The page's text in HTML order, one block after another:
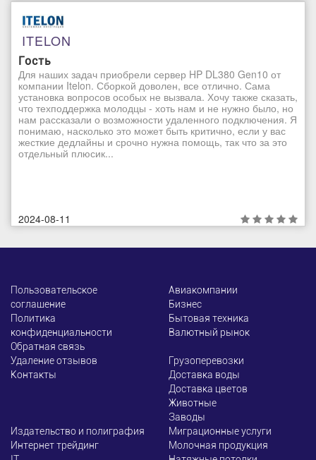
ITELON
Гость
Для наших задач приобрели сервер HP DL380 Gen10 от
компании Itelon. Сборкой доволен, все отлично. Сама
установка вопросов особых не вызвала. Хочу также сказать,
что техподдержка молодцы - хоть нам и не нужно было, но
нам рассказали о возможности удаленного подключения. Я
понимаю, насколько это может быть критично, если у вас
жесткие дедлайны и срочно нужна помощь, так что за это
отдельный плюсик...
2024-08-11
Пользовательское
соглашение
Политика
конфиденциальности
Обратная связь
Удаление отзывов
Контакты
Авиакомпании
Бизнес
Бытовая техника
Валютный рынок
Грузоперевозки
Доставка воды
Доставка цветов
Животные
Заводы
Издательство и полиграфия
Интернет трейдинг
Миграционные услуги
Молочная продукция